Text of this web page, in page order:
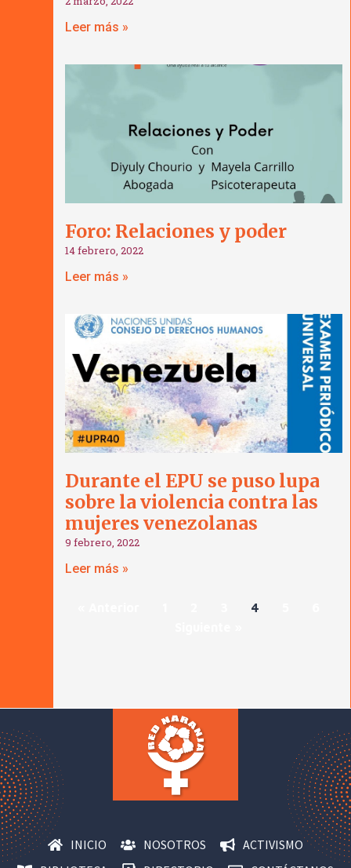
Leer más »
Foro: Relaciones y poder
14 febrero, 2022
Leer más »
Durante el EPU se puso lupa
sobre la violencia contra las
mujeres venezolanas
9 febrero, 2022
Leer más »
4
INICIO NOSOTROS
ACTIVISMO